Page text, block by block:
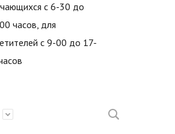
с 6-30 до
часов, для
с 9-00 до 17-